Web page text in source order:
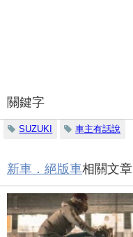
關鍵字
SUZUKI 車主有話說
新車．絕版車相關文章